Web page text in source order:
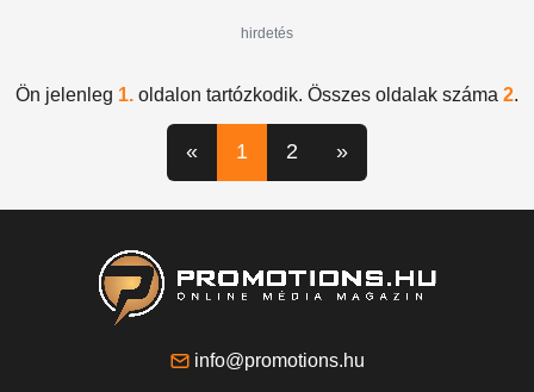
hirdetés
Ön jelenleg 1. oldalon tartózkodik. Összes oldalak száma 2.
« 1 2 »
info@promotions.hu